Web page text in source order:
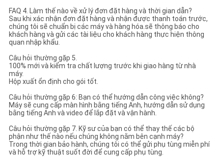
FAQ 4. Làm thế nào về xử lý đơn đặt hàng và thời gian dẫn?
Sau khi xác nhận đơn đặt hàng và nhận được thanh toán trước,
chúng tôi sẽ chuẩn bị các máy và hàng hóa.sẽ thông báo cho
khách hàng và gửi các tài liệu cho khách hàng thực hiện thông
quan nhập khẩu.
Câu hỏi thường gặp 5.
100% mới và kiểm tra chất lượng trước khi giao hàng từ nhà
máy.
Hộp xuất ổn định cho gói tốt.
Câu hỏi thường gặp 6: Bạn có thể hướng dẫn công việc không?
Máy sẽ cung cấp màn hình bằng tiếng Anh, hướng dẫn sử dụng
bằng tiếng Anh và video để lắp đặt và vận hành.
Câu hỏi thường gặp 7. Kỹ sư của bạn có thể thay thế các bộ
phận như thế nào nếu chúng không nằm bên cạnh máy?
Trong thời gian bảo hành, chúng tôi có thể gửi phụ tùng miễn phí
và hỗ trợ kỹ thuật suốt đời để cung cấp phụ tùng.